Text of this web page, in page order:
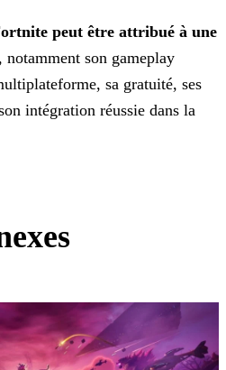
peut être attribué à une
, notamment son gameplay
sa gratuité, ses
intégration réussie dans la